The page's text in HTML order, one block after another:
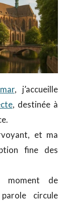
, j’accueille
, destinée à
et ma
fine des
de
circule